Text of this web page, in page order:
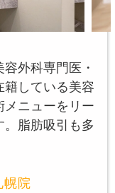
外科専門医・
籍している美容
メニューをリー
。脂肪吸引も多
幌院